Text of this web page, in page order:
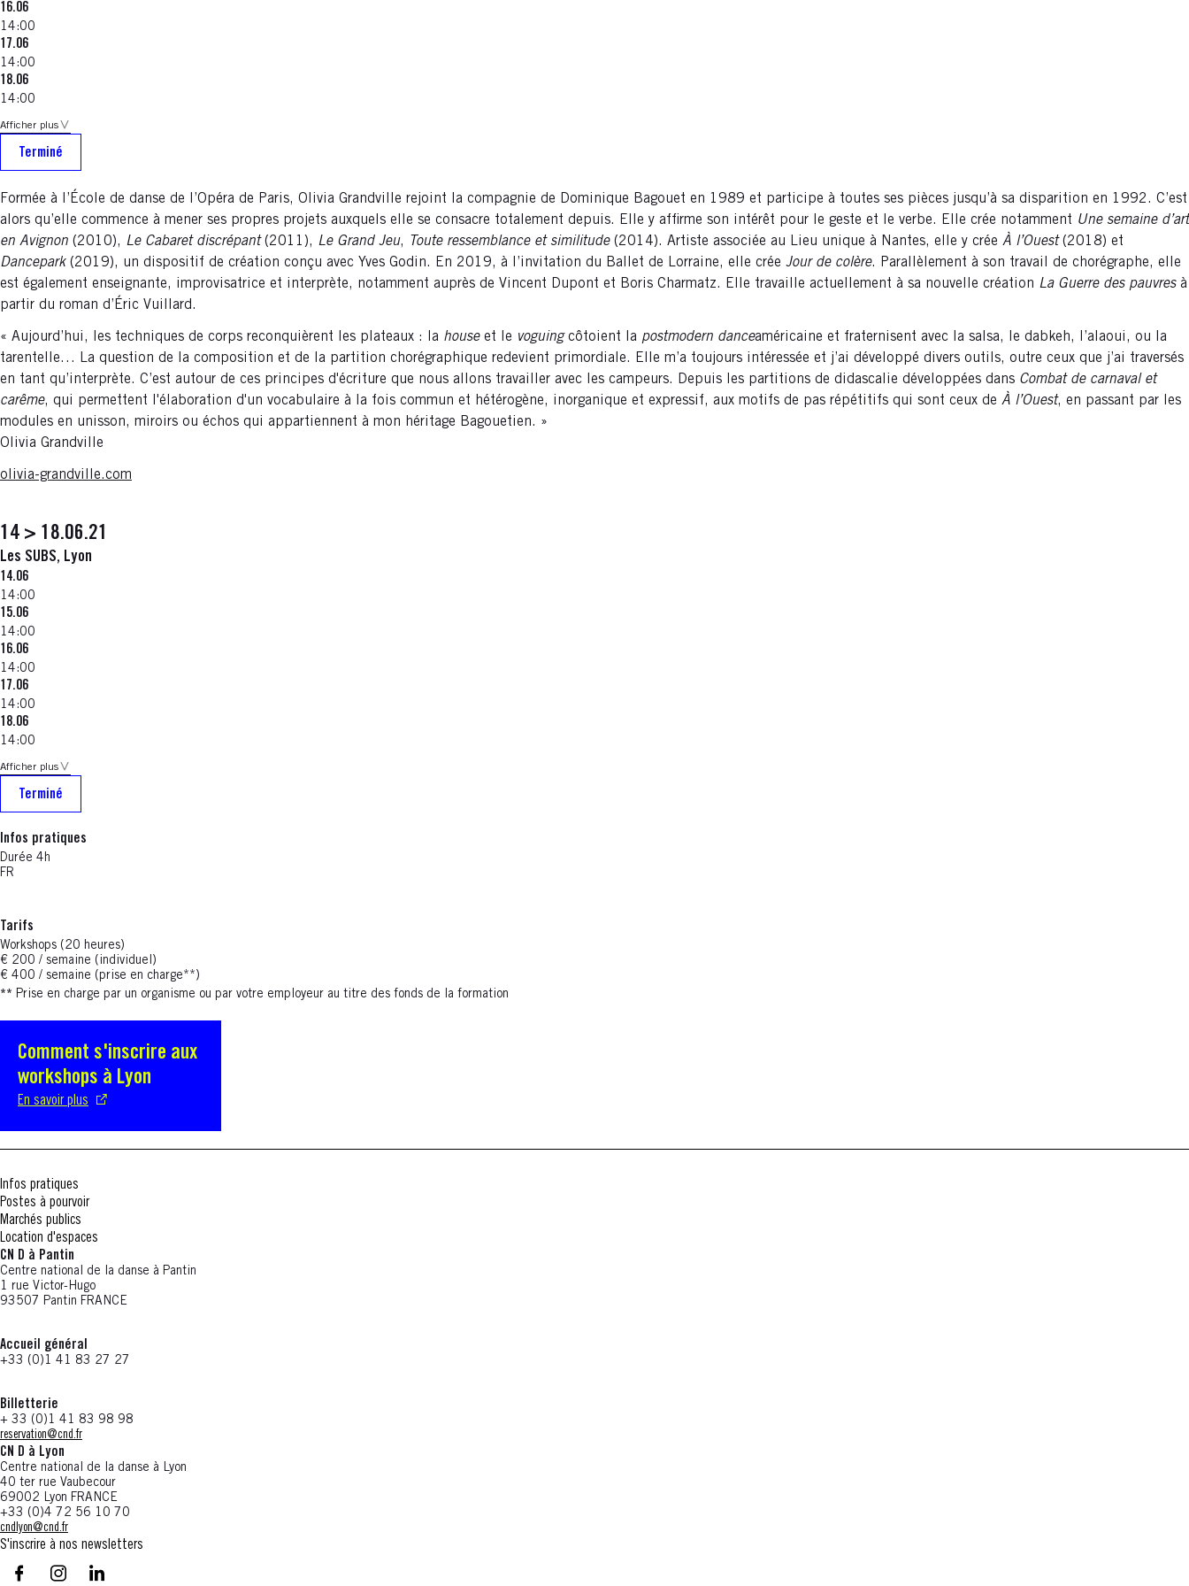
16.06
14:00
17.06
14:00
18.06
14:00
Afficher plus
Terminé
Formée à l’École de danse de l’Opéra de Paris, Olivia Grandville rejoint la compagnie de Dominique Bagouet en 1989 et participe à toutes ses pièces jusqu’à sa disparition en 1992. C’est
alors qu’elle commence à mener ses propres projets auxquels elle se consacre totalement depuis. Elle y affirme son intérêt pour le geste et le verbe. Elle crée notamment Une semaine d’art
en Avignon (2010), Le Cabaret discrépant(2011), Le Grand Jeu, Toute ressemblance et similitude(2014). Artiste associée au Lieu unique à Nantes, elle y crée À l’Ouest(2018) et
Dancepark(2019), un dispositif de création conçu avec Yves Godin. En 2019, à l’invitation du Ballet de Lorraine, elle crée Jour de colère. Parallèlement à son travail de chorégraphe, elle
est également enseignante, improvisatrice et interprète, notamment auprès de Vincent Dupont et Boris Charmatz. Elle travaille actuellement à sa nouvelle création La Guerre des pauvresà
partir du roman d’Éric Vuillard.
« Aujourd’hui, les techniques de corps reconquièrent les plateaux : la houseet le voguingcôtoient la postmodern danceaméricaine et fraternisent avec la salsa, le dabkeh, l’alaoui, ou la
tarentelle… La question de la composition et de la partition chorégraphique redevient primordiale. Elle m’a toujours intéressée et j’ai développé divers outils, outre ceux que j’ai traversés
en tant qu’interprète. C’est autour de ces principes d'écriture que nous allons travailler avec les campeurs. Depuis les partitions de didascalie développées dans Combat de carnaval et
carême, qui permettent l'élaboration d'un vocabulaire à la fois commun et hétérogène, inorganique et expressif, aux motifs de pas répétitifs qui sont ceux de À l’Ouest, en passant par les
modules en unisson, miroirs ou échos qui appartiennent à mon héritage Bagouetien. »
Olivia Grandville
olivia-grandville.com
14 > 18.06.21
Les SUBS, Lyon
14.06
14:00
15.06
14:00
16.06
14:00
17.06
14:00
18.06
14:00
Afficher plus
Terminé
Infos pratiques
Durée 4h
FR
Tarifs
Workshops (20 heures)
€ 200 / semaine (individuel)
€ 400 / semaine (prise en charge**)
** Prise en charge par un organisme ou par votre employeur au titre des fonds de la formation
Comment s'inscrire aux
workshops à Lyon
En savoir plus
S'ouvre dans une nouvelle fenêtre
Infos pratiques
Postes à pourvoir
Marchés publics
Location d'espaces
CN D à Pantin
Centre national de la danse à Pantin
1 rue Victor-Hugo
93507 Pantin FRANCE
Accueil général
+33 (0)1 41 83 27 27
Billetterie
+ 33 (0)1 41 83 98 98
reservation@cnd.fr
CN D à Lyon
Centre national de la danse à Lyon
40 ter rue Vaubecour
69002 Lyon FRANCE
+33 (0)4 72 56 10 70
cndlyon@cnd.fr
S'inscrire à nos newsletters
facebook - CN D - Nouvelle fenêtre
instagram - CN D - Nouvelle fenêtre
LinkedIn - CN D - Nouvelle fenêtre